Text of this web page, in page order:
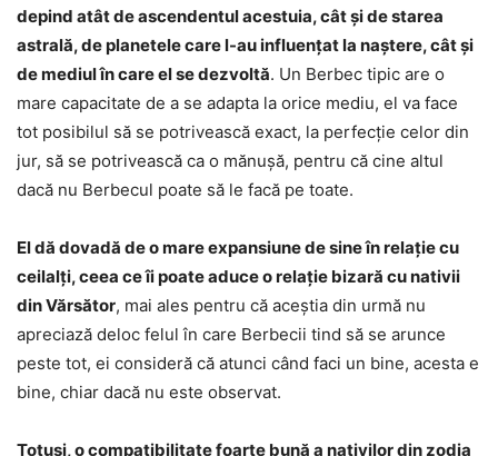
depind atât de ascendentul acestuia, cât și de starea
astrală, de planetele care l-au influențat la naștere, cât și
de mediul în care el se dezvoltă. Un Berbec tipic are o
mare capacitate de a se adapta la orice mediu, el va face
tot posibilul să se potrivească exact, la perfecție celor din
jur, să se potrivească ca o mănușă, pentru că cine altul
dacă nu Berbecul poate să le facă pe toate.
El dă dovadă de o mare expansiune de sine în relație cu
ceilalți, ceea ce îi poate aduce o relație bizară cu nativii
din Vărsător, mai ales pentru că aceștia din urmă nu
apreciază deloc felul în care Berbecii tind să se arunce
peste tot, ei consideră că atunci când faci un bine, acesta e
bine, chiar dacă nu este observat.
Totuși, o compatibilitate foarte bună a nativilor din zodia